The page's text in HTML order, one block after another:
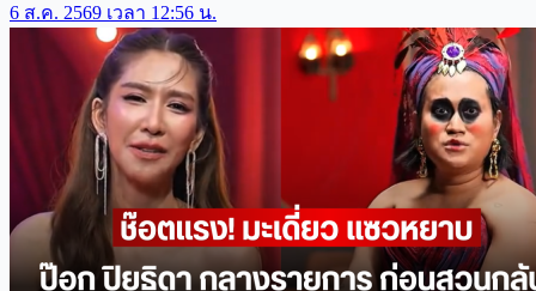
6 ส.ค. 2569 เวลา 12:56 น.